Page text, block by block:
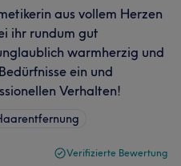
aus vollem Herzen
ihr rundum gut
warmherzig und
ein und
Verhalten!
Verifizierte Bewertung